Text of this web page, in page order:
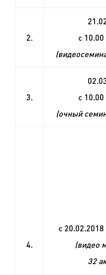
2.
с
3.
с
(очный
4.
с
(видео
32